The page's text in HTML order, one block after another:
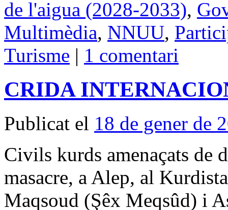
de l'aigua (2028-2033),
Multimèdia, NNUU,
Turisme | 1 comentari
CRIDA
Publicat el 18 de gener de
Civils kurds amenaçats de
masacre, a Alep, al
Maqsoud (Şêx Meqsûd) i